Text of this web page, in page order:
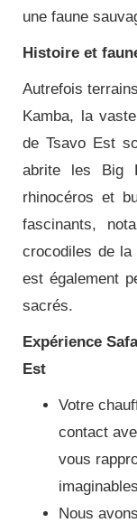
une faune
Histoire et
Autrefois
Kamba, la
de Tsavo Est
abrite les Big
rhinocéros et
fascinants,
crocodiles de
est également
sacrés.
Expérience
Est
Votre
contact
vous
Nous